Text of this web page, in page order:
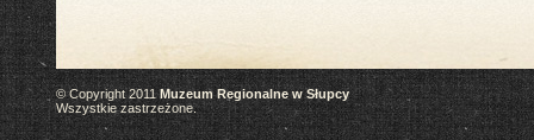
© Copyright 2011Muzeum Regionalne w Słupcy
Wszystkie zastrzeżone.